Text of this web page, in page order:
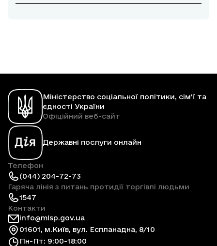
Міністерство соціальної політики, сім'ї та
єдності України
Офіційний веб-сайт
Державні послуги онлайн
Телефон
(044) 204-72-73
Гаряча лінія з питань протидії торгівлі людьми
1547
Контакти
info@mlsp.gov.ua
01601, м.Київ, вул. Еспланадна, 8/10
Пн-Пт: 9:00-18:00